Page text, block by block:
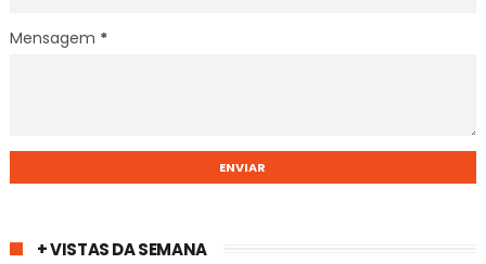
Mensagem *
+ VISTAS DA SEMANA